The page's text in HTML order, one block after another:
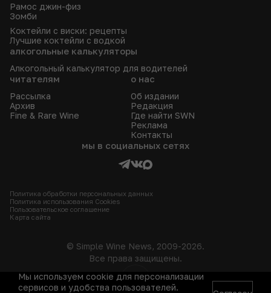
Рамос джин-физ
Зомби
Коктейли с виски: рецепты
Лучшие коктейли с водкой
алкогольные калькуляторы
Алкогольный калькулятор для водителей
читателям
Рассылка
Архив
Fine & Rare Wine
о нас
Об издании
Редакция
Где найти SWN
Реклама
Контакты
мы в социальных сетях
Политика обработки персональных данных
Политика использования Сookies
Пользовательское соглашение
Карта сайта
18+
© Simple Wine News, 2009-2026.
Все права защищены.
Мы используем cookie для персонализации
сервисов и удобства пользователей.